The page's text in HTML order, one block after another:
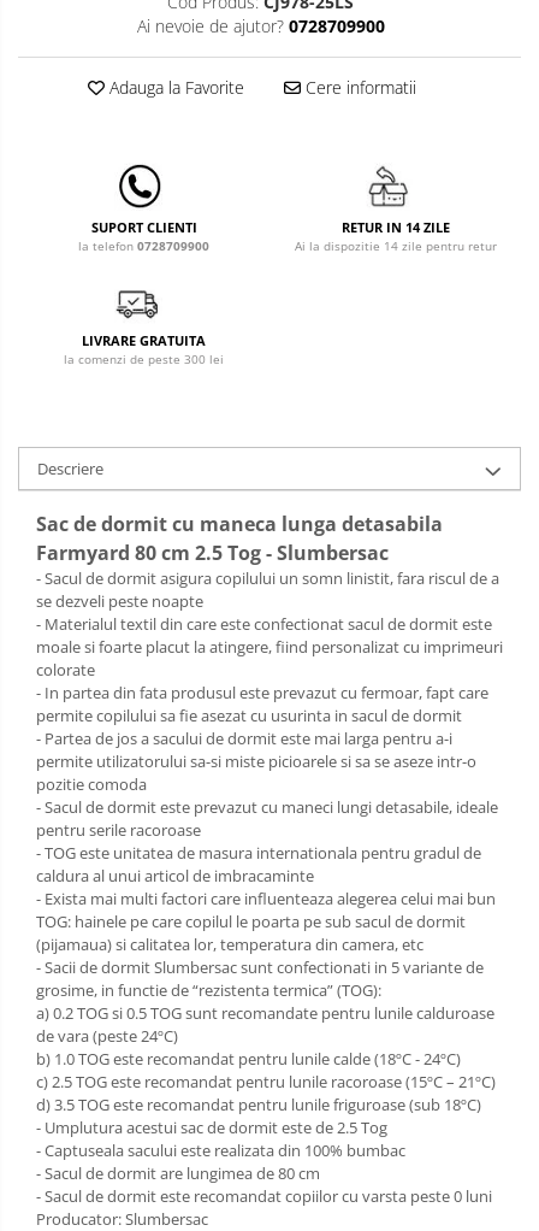
Carusele patut
Mobilier Birou
Saltele de infasat
Ai nevoie de ajutor? 0728709900
Adauga la Favorite Cere informatii
SUPORT CLIENTI
la telefon 0728709900
RETUR IN 14 ZILE
Ai la dispozitie 14 zile pentru retur
LIVRARE GRATUITA
la comenzi de peste 300 lei
Descriere
Sac de dormit cu maneca lunga detasabila
Farmyard 80 cm 2.5 Tog - Slumbersac
- Sacul de dormit asigura copilului un somn linistit, fara riscul de a
se dezveli peste noapte
- Materialul textil din care este confectionat sacul de dormit este
moale si foarte placut la atingere, fiind personalizat cu imprimeuri
colorate
- In partea din fata produsul este prevazut cu fermoar, fapt care
permite copilului sa fie asezat cu usurinta in sacul de dormit
- Partea de jos a sacului de dormit este mai larga pentru a-i
permite utilizatorului sa-si miste picioarele si sa se aseze intr-o
pozitie comoda
- Sacul de dormit este prevazut cu maneci lungi detasabile, ideale
pentru serile racoroase
- TOG este unitatea de masura internationala pentru gradul de
caldura al unui articol de imbracaminte
- Exista mai multi factori care influenteaza alegerea celui mai bun
TOG: hainele pe care copilul le poarta pe sub sacul de dormit
(pijamaua) si calitatea lor, temperatura din camera, etc
- Sacii de dormit Slumbersac sunt confectionati in 5 variante de
grosime, in functie de “rezistenta termica” (TOG):
a) 0.2 TOG si 0.5 TOG sunt recomandate pentru lunile calduroase
de vara (peste 24ºC)
b) 1.0 TOG este recomandat pentru lunile calde (18ºC - 24ºC)
c) 2.5 TOG este recomandat pentru lunile racoroase (15ºC – 21ºC)
d) 3.5 TOG este recomandat pentru lunile friguroase (sub 18ºC)
- Umplutura acestui sac de dormit este de 2.5 Tog
- Captuseala sacului este realizata din 100% bumbac
- Sacul de dormit are lungimea de 80 cm
- Sacul de dormit este recomandat copiilor cu varsta peste 0 luni
Producator: Slumbersac